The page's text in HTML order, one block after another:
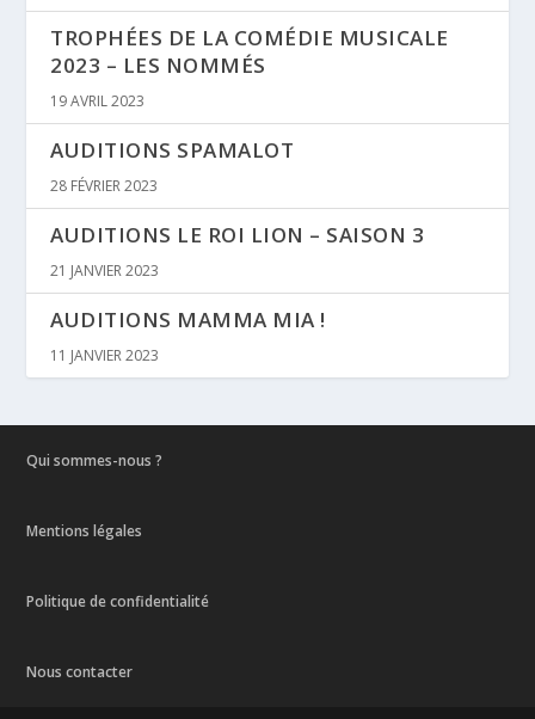
TROPHÉES DE LA COMÉDIE MUSICALE
2023 – LES NOMMÉS
19 AVRIL 2023
AUDITIONS SPAMALOT
28 FÉVRIER 2023
AUDITIONS LE ROI LION – SAISON 3
21 JANVIER 2023
AUDITIONS MAMMA MIA !
11 JANVIER 2023
Qui sommes-nous ?
Mentions légales
Politique de confidentialité
Nous contacter